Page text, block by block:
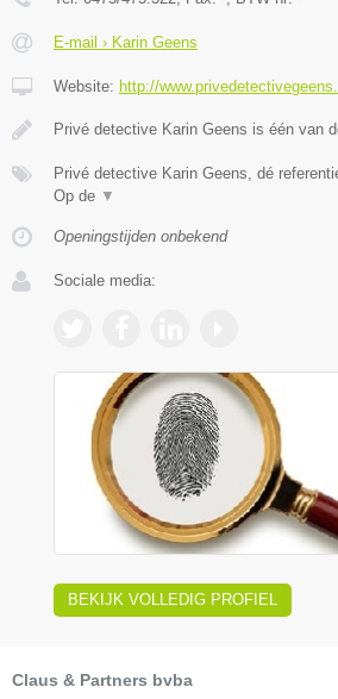
E-mail › Karin Geens
Website: http://
Privé detective Karin Geens is één van
Privé detective Karin Geens, dé
Op de ▼
Openingstijden onbekend
Sociale media:
BEKIJK VOLLEDIG PROFIEL
Claus & Partners bvba